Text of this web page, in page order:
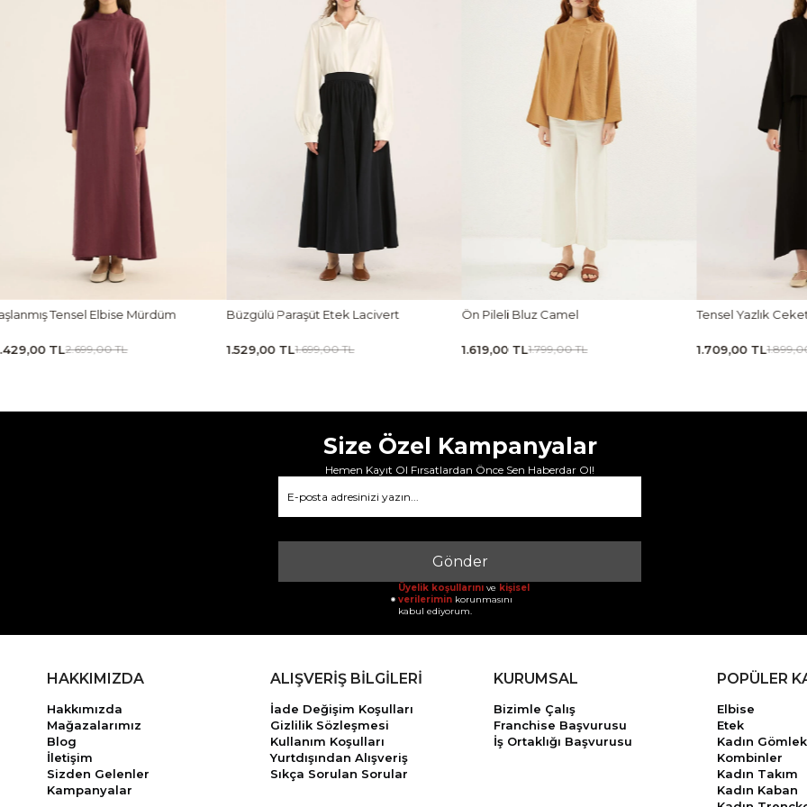
Büzgülü Paraşüt Etek Lacivert
1.529,00 TL1.699,00 TL
Ön Pileli Bluz Camel
1.619,00 TL1.799,00 TL
Tensel Yazlık Ceket Siyah
1.709,00 TL1.899,00 TL
Tensel Jile
1.979,00 TL
Size Özel Kampanyalar
Hemen Kayıt Ol Fırsatlardan Önce Sen Haberdar Ol!
Gönder
Üyelik koşullarını ve kişisel
verilerimin korunmasını
kabul ediyorum.
HAKKIMIZDA
Hakkımızda
Mağazalarımız
Blog
İletişim
Sizden Gelenler
Kampanyalar
ALIŞVERİŞ BİLGİLERİ
İade Değişim Koşulları
Gizlilik Sözleşmesi
Kullanım Koşulları
Yurtdışından Alışveriş
Sıkça Sorulan Sorular
KURUMSAL
Bizimle Çalış
Franchise Başvurusu
İş Ortaklığı Başvurusu
POPÜLER
Elbise
Etek
Kadın Gömlek
Kombinler
Kadın Takım
Kadın Kaban